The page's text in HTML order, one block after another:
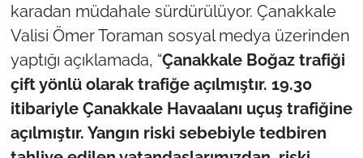
karadan müdahale sürdürülüyor. Çanakkale
Valisi Ömer Toraman sosyal medya üzerinden
yaptığı açıklamada, “Çanakkale Boğaz trafiği
çift yönlü olarak trafiğe açılmıştır. 19.30
itibariyle Çanakkale Havaalanı uçuş trafiğine
açılmıştır. Yangın riski sebebiyle tedbiren